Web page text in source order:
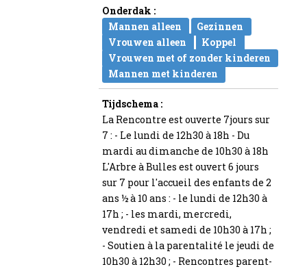
Onderdak :
Mannen alleen
Gezinnen
Vrouwen alleen
Koppel
Vrouwen met of zonder kinderen
Mannen met kinderen
Tijdschema :
La Rencontre est ouverte 7jours sur
7 : - Le lundi de 12h30 à 18h - Du
mardi au dimanche de 10h30 à 18h
L'Arbre à Bulles est ouvert 6 jours
sur 7 pour l'accueil des enfants de 2
ans ½ à 10 ans : - le lundi de 12h30 à
17h ; - les mardi, mercredi,
vendredi et samedi de 10h30 à 17h ;
- Soutien à la parentalité le jeudi de
10h30 à 12h30 ; - Rencontres parent-